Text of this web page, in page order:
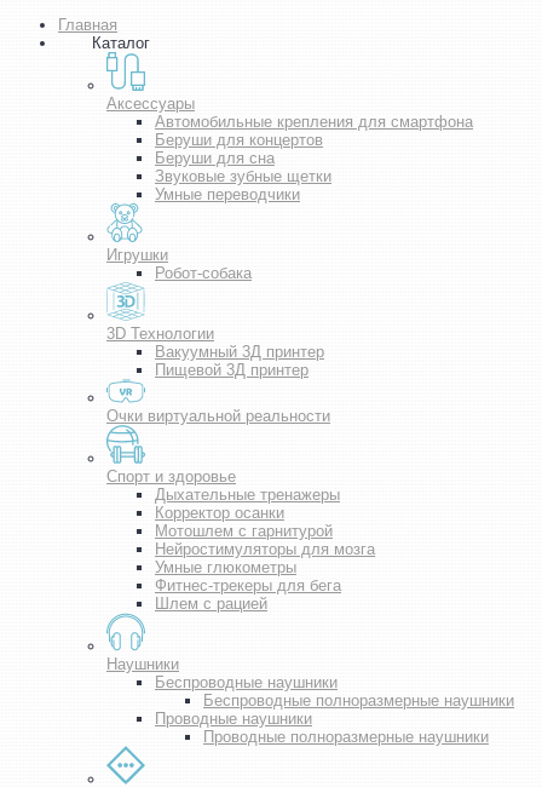
Главная
Каталог
Аксессуары
Автомобильные крепления для смартфона
Беруши для концертов
Беруши для сна
Звуковые зубные щетки
Умные переводчики
Игрушки
Робот-собака
3D Технологии
Вакуумный 3Д принтер
Пищевой 3Д принтер
Очки виртуальной реальности
Спорт и здоровье
Дыхательные тренажеры
Корректор осанки
Мотошлем с гарнитурой
Нейростимуляторы для мозга
Умные глюкометры
Фитнес-трекеры для бега
Шлем с рацией
Наушники
Беспроводные наушники
Беспроводные полноразмерные наушники
Проводные наушники
Проводные полноразмерные наушники